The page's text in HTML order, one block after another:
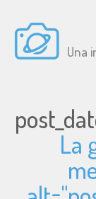
Una
La